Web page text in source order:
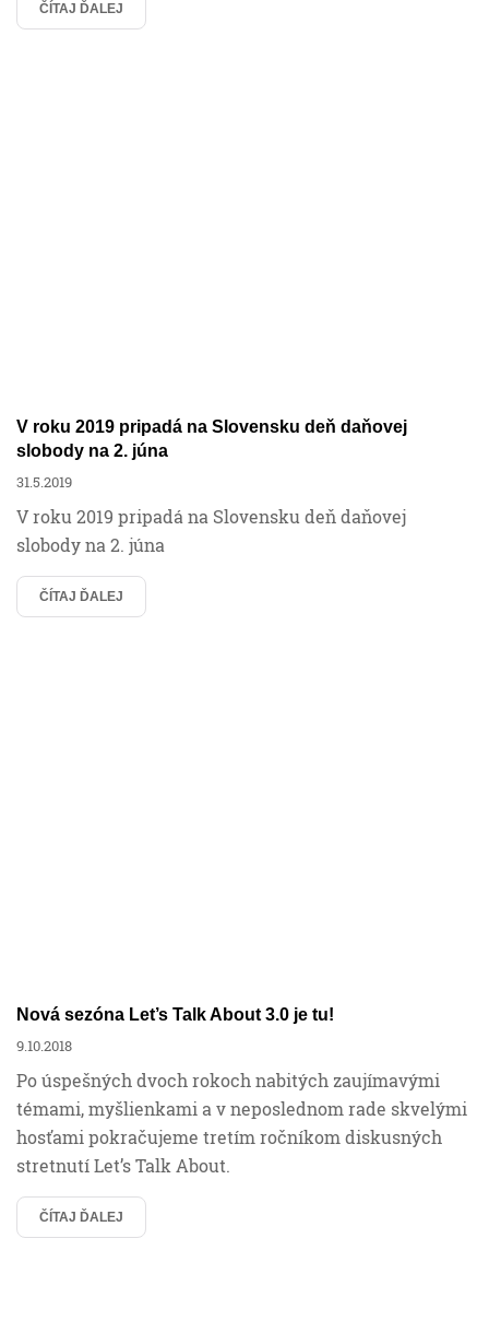
ČÍTAJ ĎALEJ
V roku 2019 pripadá na Slovensku deň daňovej
slobody na 2. júna
31.5.2019
V roku 2019 pripadá na Slovensku deň daňovej
slobody na 2. júna
ČÍTAJ ĎALEJ
Nová sezóna Let’s Talk About 3.0 je tu!
9.10.2018
Po úspešných dvoch rokoch nabitých zaujímavými
témami, myšlienkami a v neposlednom rade skvelými
hosťami pokračujeme tretím ročníkom diskusných
stretnutí Let’s Talk About.
ČÍTAJ ĎALEJ